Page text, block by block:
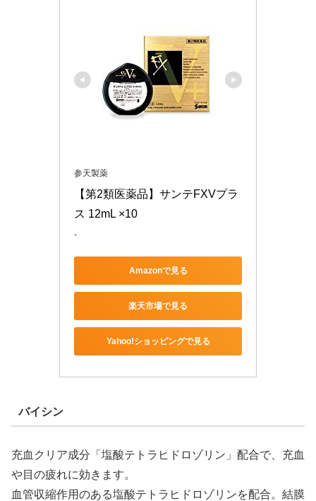
参天製薬
【第2類医薬品】サンテFXVプラ
ス 12mL ×10
-
Amazonで見る
楽天市場で見る
Yahoo!ショッピングで見る
バイシン
充血クリア成分「塩酸テトラヒドロゾリン」配合で、充血
や目の疲れに効きます。
血管収縮作用のある塩酸テトラヒドロゾリンを配合。結膜